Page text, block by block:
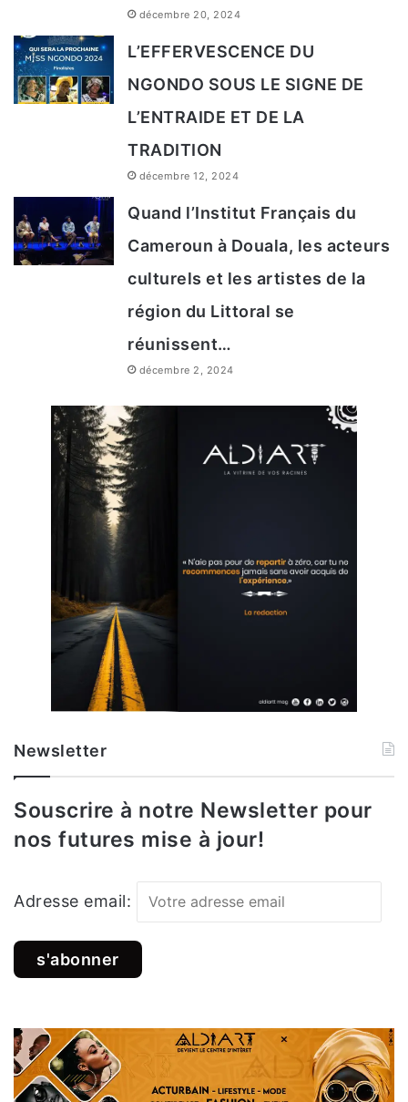
décembre 20, 2024
L’EFFERVESCENCE DU
NGONDO SOUS LE SIGNE DE
L’ENTRAIDE ET DE LA
TRADITION
décembre 12, 2024
Quand l’Institut Français du
Cameroun à Douala, les acteurs
culturels et les artistes de la
région du Littoral se
réunissent…
décembre 2, 2024
Newsletter
Souscrire à notre Newsletter pour
nos futures mise à jour!
Adresse email: